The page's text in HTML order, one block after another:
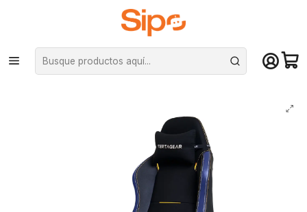
¡Compra hasta mediodía y recibe hoy! De lunes a sábado en el gran
Santiago. Envío gratis desde $29.990
Inicio Computación y Gamers Sillas y Escritorios Sillas
Silla Gamer Vertagear SL3800 HygennX Midnight Blue Ergonómica